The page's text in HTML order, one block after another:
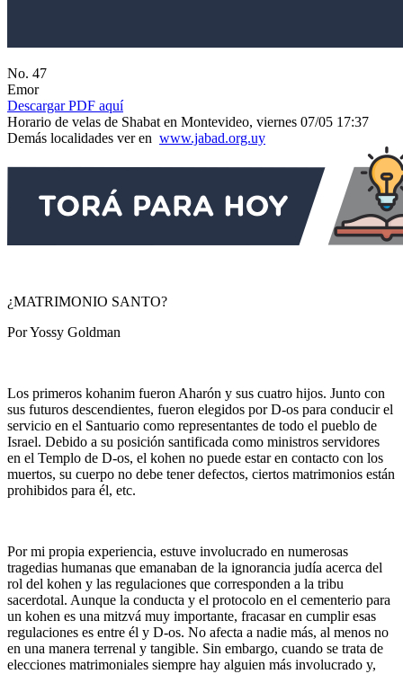
No. 47
Emor
Descargar PDF aquí
Horario de velas de Shabat en Montevideo, viernes 07/05 17:37
Demás localidades ver en www.jabad.org.uy
¿MATRIMONIO SANTO?
Por Yossy Goldman
Los primeros kohanim fueron Aharón y sus cuatro hijos. Junto con
sus futuros descendientes, fueron elegidos por D-os para conducir el
servicio en el Santuario como representantes de todo el pueblo de
Israel. Debido a su posición santificada como ministros servidores
en el Templo de D-os, el kohen no puede estar en contacto con los
muertos, su cuerpo no debe tener defectos, ciertos matrimonios están
prohibidos para él, etc.
Por mi propia experiencia, estuve involucrado en numerosas
tragedias humanas que emanaban de la ignorancia judía acerca del
rol del kohen y las regulaciones que corresponden a la tribu
sacerdotal. Aunque la conducta y el protocolo en el cementerio para
un kohen es una mitzvá muy importante, fracasar en cumplir esas
regulaciones es entre él y D-os. No afecta a nadie más, al menos no
en una manera terrenal y tangible. Sin embargo, cuando se trata de
elecciones matrimoniales siempre hay alguien más involucrado y,